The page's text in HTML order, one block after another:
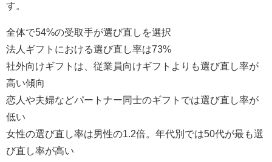
す。
全体で54%の受取手が選び直しを選択
法人ギフトにおける選び直し率は73%
社外向けギフトは、従業員向けギフトよりも選び直し率が
高い傾向
恋人や夫婦などパートナー同士のギフトでは選び直し率が
低い
女性の選び直し率は男性の1.2倍。年代別では50代が最も選
び直し率が高い